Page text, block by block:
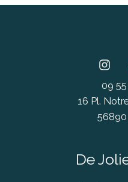
09
16 Pl.
56890
De